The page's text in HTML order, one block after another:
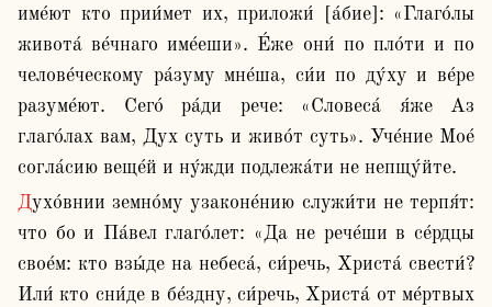
име́ют кто прии́мет их, приложи́ [а́бие]: «Глаго́лы
живота́ ве́чнаго име́еши». Е́же они́ по пло́ти и по
челове́ческому ра́зуму мне́ша, си́и по ду́ху и ве́ре
разуме́ют. Сего́ ра́ди рече: «Словеса́ я́же Аз
глаго́лах вам, Дух суть и живо́т суть». Уче́ние Мое́
согла́сию веще́й и ну́жди подлежа́ти не непщу́йте.
Духо́внии земно́му узаконе́нию служи́ти не терпя́т:
что бо и Па́вел глаго́лет: «Да не рече́ши в се́рдцы
свое́м: кто взы́де на небеса́, си́речь, Христа́ свести́?
Или́ кто сни́де в бе́здну, си́речь, Христа́ от ме́ртвых